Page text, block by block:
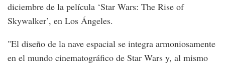
diciembre de la película ‘Star Wars: The Rise of
Skywalker’, en Los Ángeles.
"El diseño de la nave espacial se integra armoniosamente
en el mundo cinematográfico de Star Wars y, al mismo